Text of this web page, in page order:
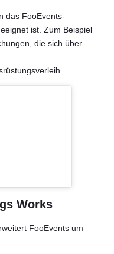
das FooEvents-
ist. Zum Beispiel
die sich über
Works
FooEvents um